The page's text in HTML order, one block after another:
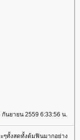
กันยายน 2559 6:33:56 น.
ะๆทั้งสดทั้งต้มฟินมากอย่าง